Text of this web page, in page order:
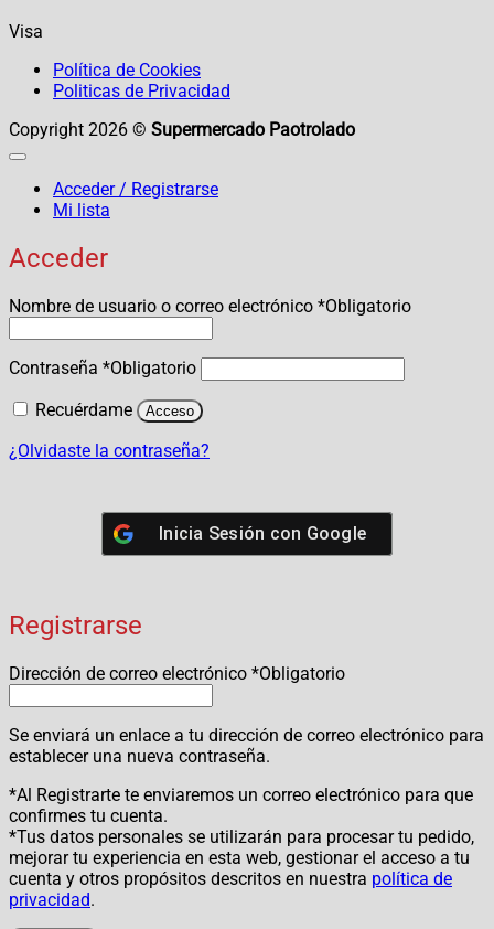
Visa
Política de Cookies
Politicas de Privacidad
Copyright 2026 © Supermercado Paotrolado
Acceder / Registrarse
Mi lista
Acceder
Nombre de usuario o correo electrónico *Obligatorio
Contraseña *Obligatorio
Recuérdame
Acceso
¿Olvidaste la contraseña?
Inicia Sesión con Google
Registrarse
Dirección de correo electrónico *Obligatorio
Se enviará un enlace a tu dirección de correo electrónico para
establecer una nueva contraseña.
*Al Registrarte te enviaremos un correo electrónico para que
confirmes tu cuenta.
*Tus datos personales se utilizarán para procesar tu pedido,
mejorar tu experiencia en esta web, gestionar el acceso a tu
cuenta y otros propósitos descritos en nuestra política de
privacidad.